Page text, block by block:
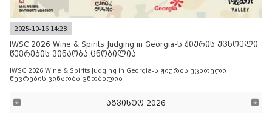
2025-10-16 14:28
IWSC 2026 Wine & Spirits Judging in Georgia-ს ჟიურის უცხოელი
წევრების ვინაობა ცნობილია
IWSC 2026 Wine & Spirits Judging in Georgia-ს ჟიურის უცხოელი
წევრების ვინაობა ცნობილია
აგვისტო 2026